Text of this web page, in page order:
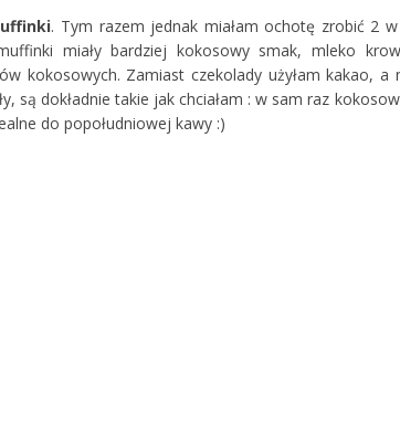
. Tym razem jednak miałam ochotę zrobić 2
miały bardziej kokosowy smak, mleko
kokosowych. Zamiast czekolady użyłam kakao, a
są dokładnie takie jak chciałam : w sam raz
do popołudniowej kawy :)